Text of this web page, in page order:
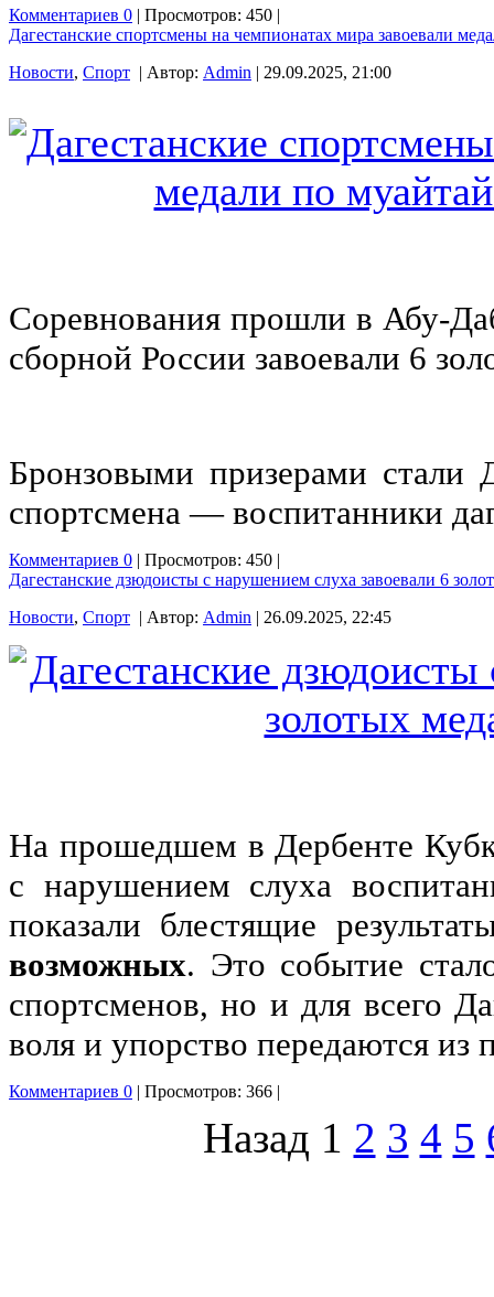
Комментариев 0 | Просмотров: 450 |
Дагестанские спортсмены на чемпионатах мира завоевали
Новости, Спорт | Автор: Admin | 29.09.2025, 21:00
Соревнования прошли в Абу-
сборной России завоевали 6
Бронзовыми призерами
спортсмена — воспитанники
Комментариев 0 | Просмотров: 450 |
Дагестанские дзюдоисты с нарушением слуха завоевали 6
Новости, Спорт | Автор: Admin | 26.09.2025, 22:45
На прошедшем в Дербенте
с нарушением слуха
показали блестящие
возможных. Это событие
спортсменов, но и для всего
воля и упорство передаются из
Комментариев 0 | Просмотров: 366 |
Назад 1 2 3 4 5